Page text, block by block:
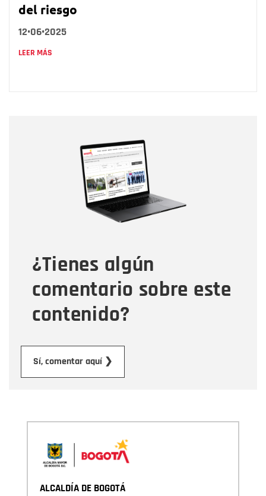
del riesgo
12•06•2025
LEER MÁS
¿Tienes algún
comentario sobre este
contenido?
Sí, comentar aquí ❯
Correo electrónico
Tipo de comentario
Mensaje
ALCALDÍA DE BOGOTÁ